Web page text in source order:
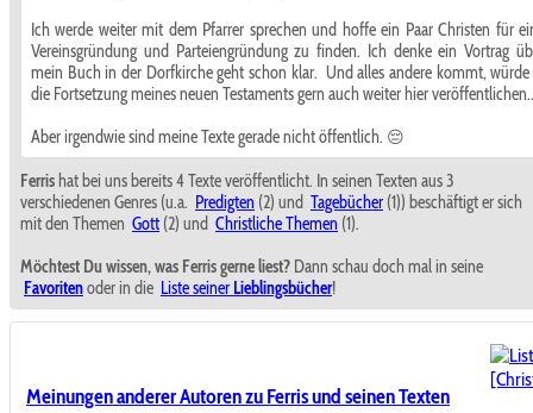
Ich werde weiter mit dem Pfarrer sprechen und hoffe ein Paar Christen für
Vereinsgründung und Parteiengründung zu finden. Ich denke ein Vortrag
mein Buch in der Dorfkirche geht schon klar. Und alles andere kommt, würde
die Fortsetzung meines neuen Testaments gern auch weiter hier
Aber irgendwie sind meine Texte gerade nicht öffentlich. 😔
Ferris hat bei uns bereits 4 Texte veröffentlicht. In seinen Texten aus 3
verschiedenen Genres (u.a. Predigten (2) und Tagebücher (1)) beschäftigt er sich
mit den Themen Gott (2) und Christliche Themen (1).
Möchtest Du wissen, was Ferris gerne liest? Dann schau doch mal in seine
Favoritenoder in die Liste seiner Lieblingsbücher!
Meinungen anderer Autoren zu Ferris und seinen Texten